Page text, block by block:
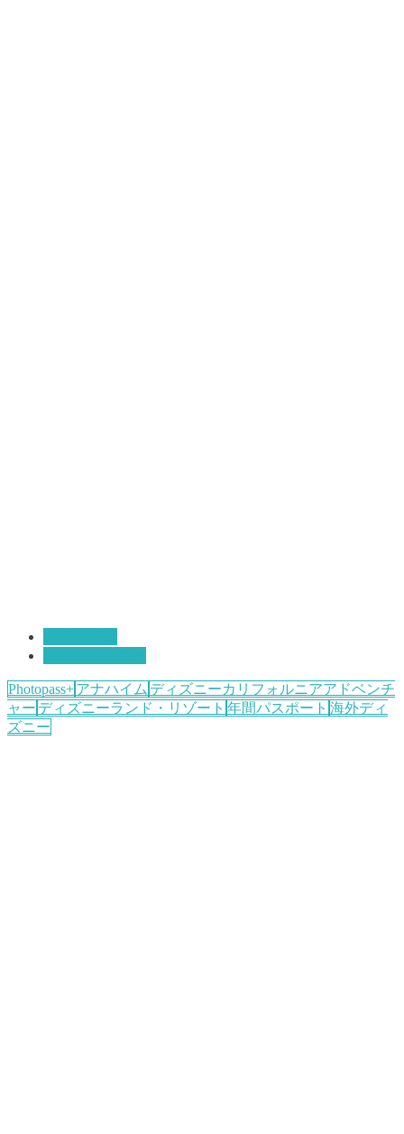
Photopass+アナハイム ディズニーカリフォルニアアドベンチ
ャー ディズニーランド・リゾート 年間パスポート 海外ディ
ズニー